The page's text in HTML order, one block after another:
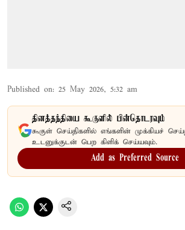
Published on: 25 May 2026, 5:32 am
தினத்தந்தியை கூகுளில் பின்தொடரவும்
கூகுள் செய்திகளில் எங்களின் முக்கியச்
உடனுக்குடன் பெற கிளிக் செய்யவும்.
Add as Preferred Source